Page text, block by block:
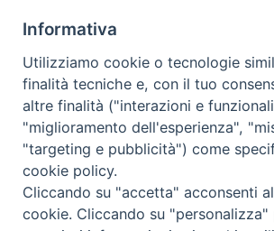
S. GIOVAN GIUSEPPE
DELLA CROCE ALIFE
S.
Informativa
Utilizziamo cookie o tecnologie
finalità tecniche e, con il tuo
altre finalità ("interazioni e
"miglioramento dell'esperienza",
"targeting e pubblicità") come
cookie policy.
Cliccando su "accetta" acconsenti
cookie. Cliccando su "personalizza"